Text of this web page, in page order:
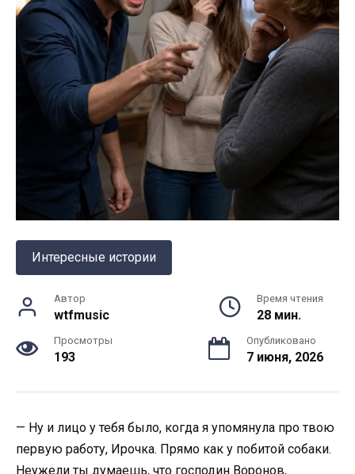
Интересные истории
Автор
wtfmusic
Время чтения
28 мин.
Просмотры
193
Опубликовано
7 июня, 2026
— Ну и лицо у тебя было, когда я упомянула про твою
первую работу, Ирочка. Прямо как у побитой собаки.
Неужели ты думаешь, что господин Воронов,